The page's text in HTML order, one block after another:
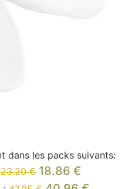
dans les packs suivants:
23.20 € 18.86 €